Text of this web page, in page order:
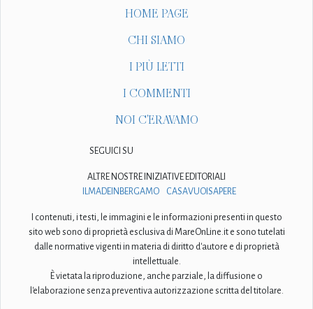
HOME PAGE
CHI SIAMO
I PIÙ LETTI
I COMMENTI
NOI C'ERAVAMO
SEGUICI SU
ALTRE NOSTRE INIZIATIVE EDITORIALI
ILMADEINBERGAMO
CASAVUOISAPERE
I contenuti, i testi, le immagini e le informazioni presenti in questo
sito web sono di proprietà esclusiva di MareOnLine.it e sono tutelati
dalle normative vigenti in materia di diritto d'autore e di proprietà
intellettuale.
È vietata la riproduzione, anche parziale, la diffusione o
l'elaborazione senza preventiva autorizzazione scritta del titolare.